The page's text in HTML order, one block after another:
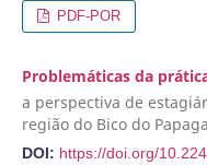
PDF-POR
Problemáticas da
a perspectiva de
região do Bico do
DOI: https://doi.org/